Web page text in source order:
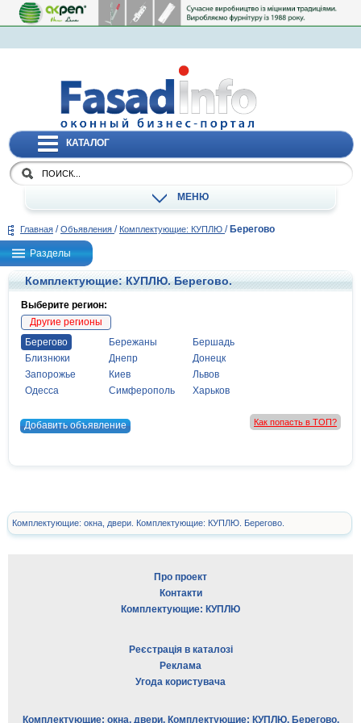
КАТАЛОГ
МЕНЮ
Главная / Объявления / Комплектующие: КУПЛЮ / Берегово
Разделы
Комплектующие: КУПЛЮ. Берегово.
Выберите регион:
Другие регионы
Берегово
Бережаны
Бершадь
Близнюки
Днепр
Донецк
Запорожье
Киев
Львов
Одесса
Симферополь Харьков
Добавить объявление Как попасть в ТОП?
Комплектующие: окна, двери. Комплектующие: КУПЛЮ. Берегово.
Про проект
Контакти
Комплектующие: КУПЛЮ
Реєстрація в каталозі
Реклама
Угода користувача
Комплектующие: окна, двери. Комплектующие: КУПЛЮ. Берегово.